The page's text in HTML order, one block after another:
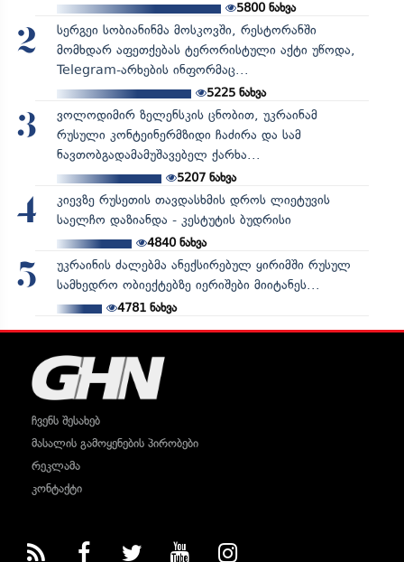
5800ნახვა
2
სერგეი სობიანინმა მოსკოვში, რესტორანში
მომხდარ აფეთქებას ტერორისტული აქტი უწოდა,
Telegram-არხების ინფორმაც...
5225ნახვა
3
ვოლოდიმირ ზელენსკის ცნობით, უკრაინამ
რუსული კონტეინერმზიდი ჩაძირა და სამ
ნავთობგადამამუშავებელ ქარხა...
5207ნახვა
4
კიევზე რუსეთის თავდასხმის დროს ლიეტუვის
საელჩო დაზიანდა - კესტუტის ბუდრისი
4840ნახვა
5
უკრაინის ძალებმა ანექსირებულ ყირიმში რუსულ
სამხედრო ობიექტებზე იერიშები მიიტანეს...
4781ნახვა
ჩვენს შესახებ
მასალის გამოყენების პირობები
რეკლამა
კონტაქტი